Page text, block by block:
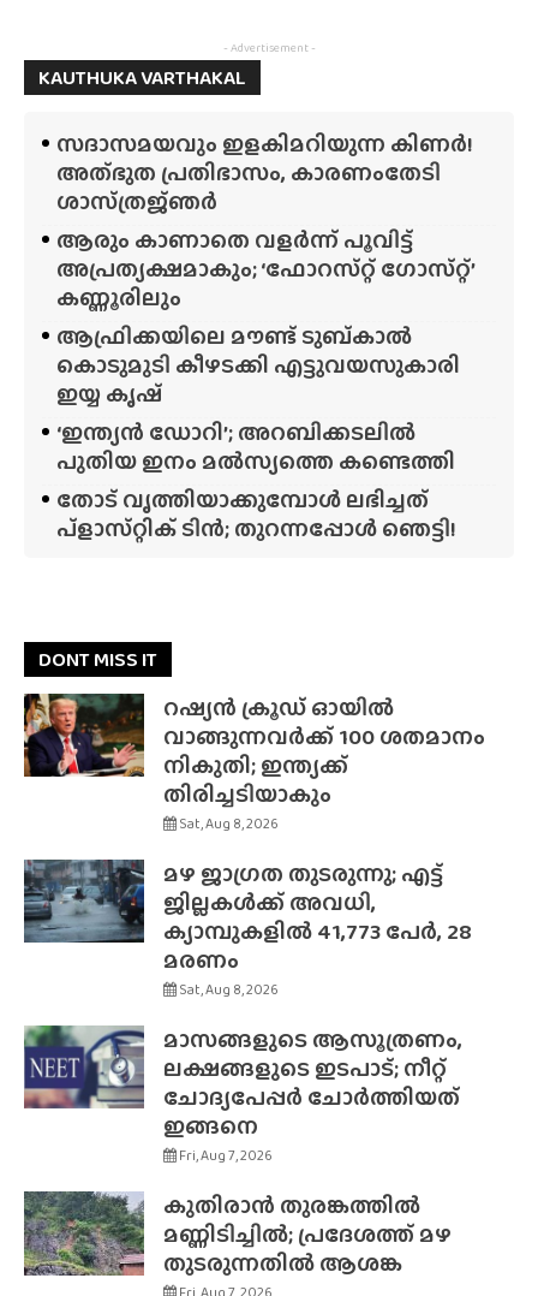
- Advertisement -
KAUTHUKA VARTHAKAL
സദാസമയവും ഇളകിമറിയുന്ന കിണർ!
അത്‌ഭുത പ്രതിഭാസം, കാരണംതേടി
ശാസ്‌ത്രജ്‌ഞർ
ആരും കാണാതെ വളർന്ന് പൂവിട്ട്
അപ്രത്യക്ഷമാകും; ‘ഫോറസ്‌റ്റ്‌ ഗോസ്‌റ്റ്’
കണ്ണൂരിലും
ആഫ്രിക്കയിലെ മൗണ്ട് ടുബ്‌കാൽ
കൊടുമുടി കീഴടക്കി എട്ടുവയസുകാരി
ഇയ്യ കൃഷ്
‘ഇന്ത്യൻ ഡോറി’; അറബിക്കടലിൽ
പുതിയ ഇനം മൽസ്യത്തെ കണ്ടെത്തി
തോട് വൃത്തിയാക്കുമ്പോൾ ലഭിച്ചത്
പ്‌ളാസ്‌റ്റിക് ടിൻ; തുറന്നപ്പോൾ ഞെട്ടി!
DONT MISS IT
റഷ്യൻ ക്രൂഡ് ഓയിൽ
വാങ്ങുന്നവർക്ക് 100 ശതമാനം
നികുതി; ഇന്ത്യക്ക്
തിരിച്ചടിയാകും
Sat, Aug 8, 2026
മഴ ജാഗ്രത തുടരുന്നു; എട്ട്
ജില്ലകൾക്ക് അവധി,
ക്യാമ്പുകളിൽ 41,773 പേർ, 28
മരണം
Sat, Aug 8, 2026
മാസങ്ങളുടെ ആസൂത്രണം,
ലക്ഷങ്ങളുടെ ഇടപാട്; നീറ്റ്
ചോദ്യപേപ്പർ ചോർത്തിയത്
ഇങ്ങനെ
Fri, Aug 7, 2026
കുതിരാൻ തുരങ്കത്തിൽ
മണ്ണിടിച്ചിൽ; പ്രദേശത്ത് മഴ
തുടരുന്നതിൽ ആശങ്ക